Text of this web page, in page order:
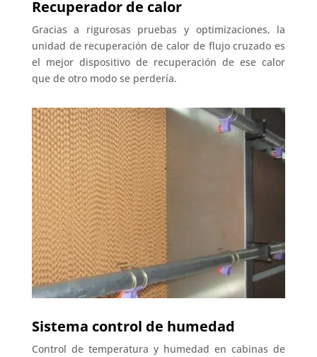
Recuperador de calor
Gracias a rigurosas pruebas y optimizaciones, la
unidad de recuperación de calor de flujo cruzado es
el mejor dispositivo de recuperación de ese calor
que de otro modo se perdería.
Sistema control de humedad
Control de temperatura y humedad en cabinas de